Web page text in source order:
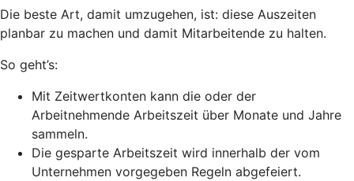
Die beste Art, damit umzugehen, ist: diese Auszeiten
planbar zu machen und damit Mitarbeitende zu halten.
So geht’s:
Mit Zeitwertkonten kann die oder der
Arbeitnehmende Arbeitszeit über Monate und Jahre
sammeln.
Die gesparte Arbeitszeit wird innerhalb der vom
Unternehmen vorgegeben Regeln abgefeiert.